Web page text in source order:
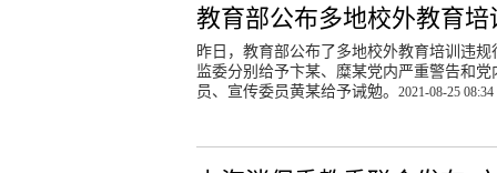
教育部公布多地校外教育
昨日，教育部公布了多地校外教育培训违
监委分别给予卞某、糜某党内严重警告和
员、宣传委员黄某给予诫勉。 2021-08-25 08:34